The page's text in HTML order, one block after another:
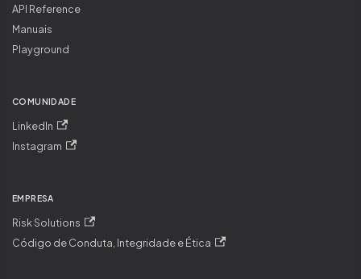
API Reference
Manuais
Playground
COMUNIDADE
LinkedIn
Instagram
EMPRESA
Risk Solutions
Código de Conduta, Integridade e Ética